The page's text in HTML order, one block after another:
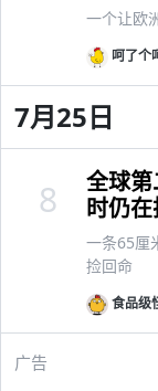
一个让欧
呵了个
7月25日
全球
时仍
一条65厘
捡回命
食品级
8
广告